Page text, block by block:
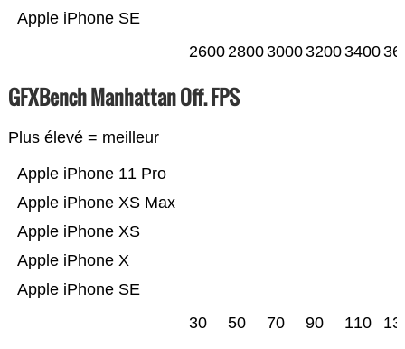
Apple iPhone SE
26002800300032003400
GFXBench Manhattan Off. FPS
Plus élevé = meilleur
Apple iPhone SE
Apple iPhone X
Apple iPhone XS
Apple iPhone XS Max
Apple iPhone 11 Pro
30 50 70 90 110